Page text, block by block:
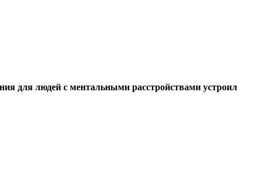
для людей с ментальными расстройствами устроил